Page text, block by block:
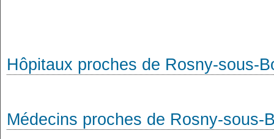
Hôpitaux proches de Rosny-sous-
Médecins proches de Rosny-sous-